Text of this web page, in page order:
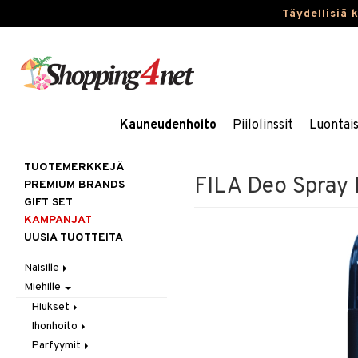
Täydellisiä
Kauneudenhoito Piilolinssit
FILA Deo Spray
TUOTEMERKKEJÄ
PREMIUM BRANDS
GIFT SET
KAMPANJAT
UUSIA TUOTTEITA
Naisille
Hiukset
Gift Set
Harjat / Kammat
Hiuskuurit
Ihonhoito
Aurinkotuotteet
Erikoistuotteet
Korut
Kaulakorut
Kosmetiikka
Miehille
Hiukset
Hiustenlähtö
Hiusväri
Ihonhoito
Aurinkotuotteet
Parfyymit